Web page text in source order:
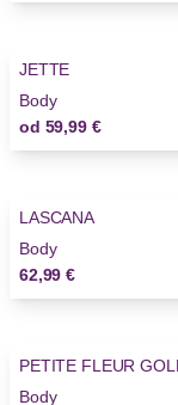
JETTE
Body
od 59,99 €
LASCANA
Body
62,99 €
PETITE FLEUR
Body